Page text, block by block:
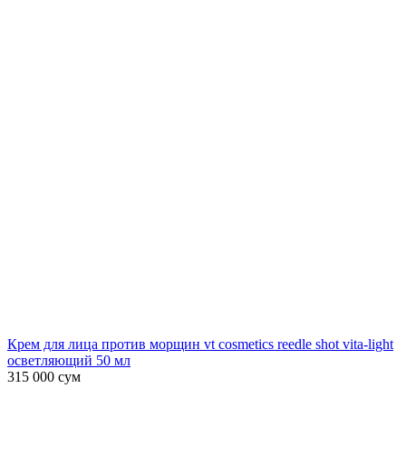
Крем для лица против морщин vt cosmetics reedle shot vita-light
осветляющий 50 мл
315 000 сум